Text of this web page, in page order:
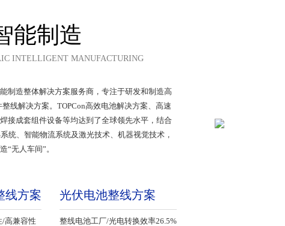
能制造
INTELLIGENT MANUFACTURING
制造整体解决方案服务商，专注于研发和制造高
线解决方案。TOPCon高效电池解决方案、高速
焊接成套组件设备等均达到了全球领先水平，结合
统、智能物流系统及激光技术、机器视觉技术，
无人车间”。
线方案
/高兼容性
光伏电池整线方案
整线电池工厂/光电转换效率26.5%